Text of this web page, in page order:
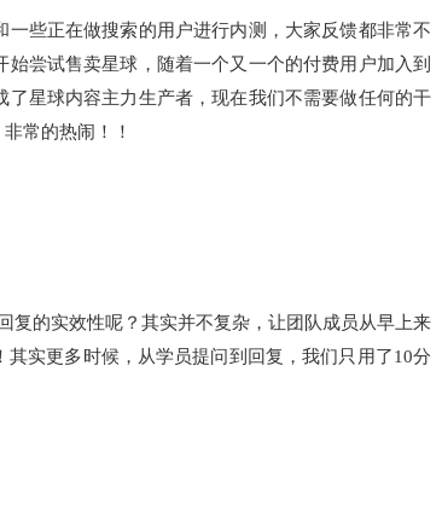
些正在做搜索的用户进行内测，大家反馈都非常不
尝试售卖星球，随着一个又一个的付费用户加入到
星球内容主力生产者，现在我们不需要做任何的干
常的热闹！！
复的实效性呢？其实并不复杂，让团队成员从早上来
实更多时候，从学员提问到回复，我们只用了10分